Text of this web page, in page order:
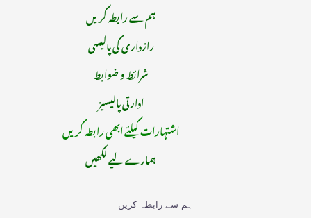
ہم سے رابطہ کریں
رازداری کی پالیسی
شرائط و ضوابط
ادارتی پالیسیز
اشتہارات کیلئے ابھی رابطہ کریں
ہمارے لیے لکھیں
ہم سے رابطہ کریں